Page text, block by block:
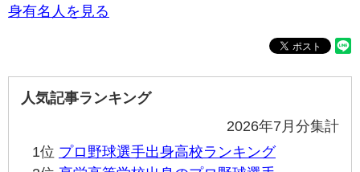
身有名人を見る
人気記事ランキング
2026年7月分集計
1位 プロ野球選手出身高校ランキング